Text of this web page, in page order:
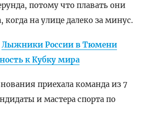
потому что плавать они
на улице далеко за минус.
Лыжники России в Тюмени
к Кубку мира
приехала команда из 7
и мастера спорта по